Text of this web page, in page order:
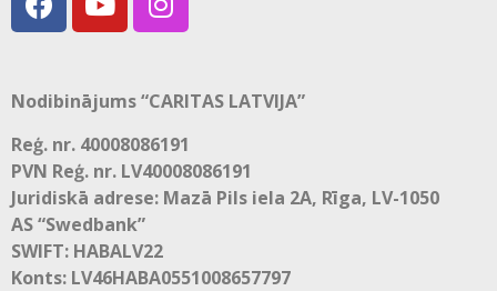
Nodibinājums “CARITAS LATVIJA”
Reģ. nr. 40008086191
PVN Reģ. nr. LV40008086191
Juridiskā adrese: Mazā Pils iela 2A, Rīga, LV-1050
AS “Swedbank”
SWIFT: HABALV22
Konts: LV46HABA0551008657797